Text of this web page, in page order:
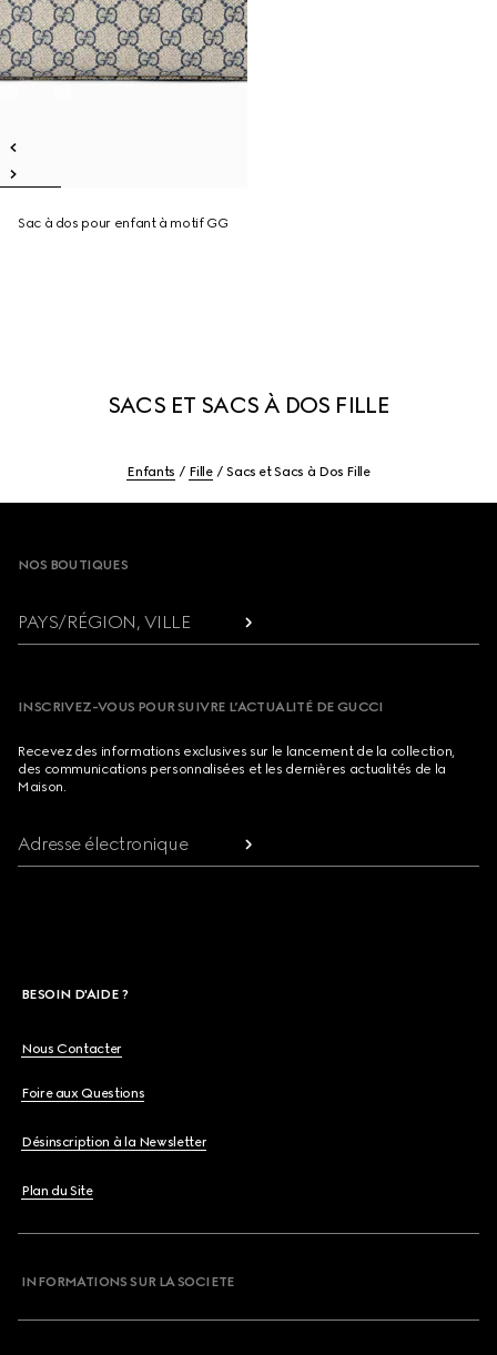
Sac à dos pour enfant à motif GG
SACS ET SACS À DOS FILLE
Enfants Fille Sacs et Sacs à Dos Fille
NOS BOUTIQUES
PAYS/RÉGION, VILLE
INSCRIVEZ-VOUS POUR SUIVRE L’ACTUALITÉ DE GUCCI
Recevez des informations exclusives sur le lancement de la collection,
des communications personnalisées et les dernières actualités de la
Maison.
Adresse électronique
BESOIN D'AIDE ?
Nous Contacter
Foire aux Questions
Désinscription à la Newsletter
Plan du Site
INFORMATIONS SUR LA SOCIETE